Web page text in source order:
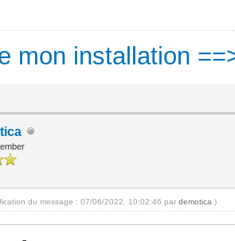
mon installation
du message : 07/06/2022, 10:02:46 par demotica .)